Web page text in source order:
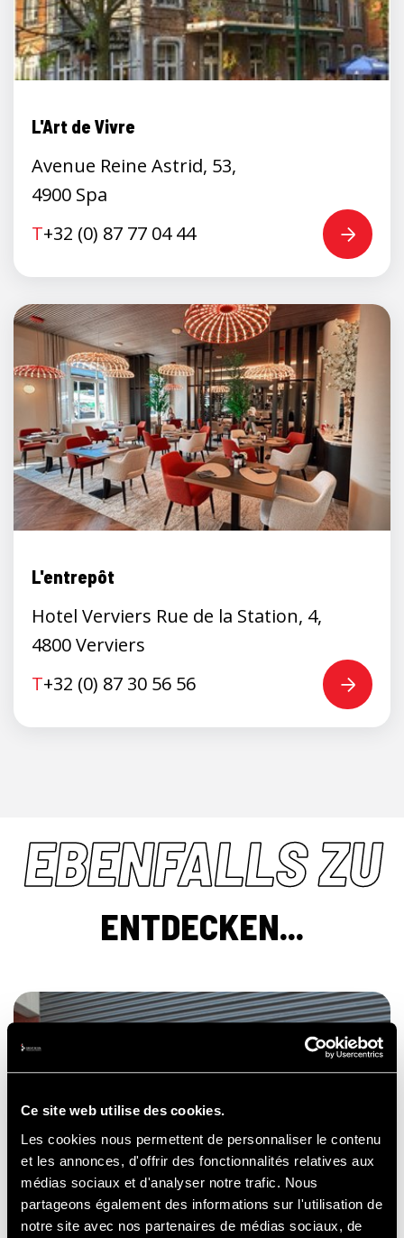
Ce site web utilise des cookies.
Les cookies nous permettent de personnaliser le contenu
et les annonces, d'offrir des fonctionnalités relatives aux
médias sociaux et d'analyser notre trafic. Nous
partageons également des informations sur l'utilisation de
notre site avec nos partenaires de médias sociaux, de
L'Art de Vivre
Avenue Reine Astrid, 53,
4900 Spa
T+32 (0) 87 77 04 44
L'entrepôt
Hotel Verviers Rue de la Station, 4,
4800 Verviers
T+32 (0) 87 30 56 56
EBENFALLS ZU
ENTDECKEN...
JUNGFERNFAHRTEN
AUF DER
RENNSTRECKE